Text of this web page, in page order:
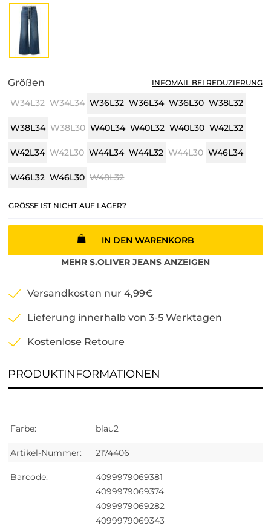
Größen
W34L32 W34L34 W36L32 W36L34 W36L30 W38L32
W38L34 W38L30 W40L34 W40L32 W40L30 W42L32
W42L34 W42L30 W44L34 W44L32 W44L30 W46L34
W46L32 W46L30 W48L32
INFOMAIL BEI REDUZIERUNG
GRÖSSE IST NICHT AUF LAGER?
IN DEN WARENKORB
MEHR S.OLIVER JEANS ANZEIGEN
Versandkosten nur 4,99€
Lieferung innerhalb von 3-5 Werktagen
Kostenlose Retoure
PRODUKTINFORMATIONEN
Farbe: blau2
Artikel-Nummer: 2174406
Barcode:
4099979069381
4099979069374
4099979069282
4099979069343